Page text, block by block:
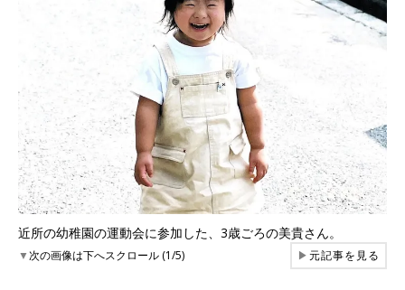
近所の幼稚園の運動会に参加した、3歳ごろの美貴さん。
▼次の画像は下へスクロール (1/5) ▶元記事を見る